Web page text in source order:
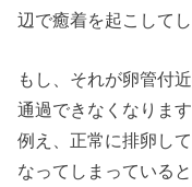
辺で癒着を起こして
もし、それが卵管付
通過できなくなります
例え、正常に排卵し
なってしまっていると